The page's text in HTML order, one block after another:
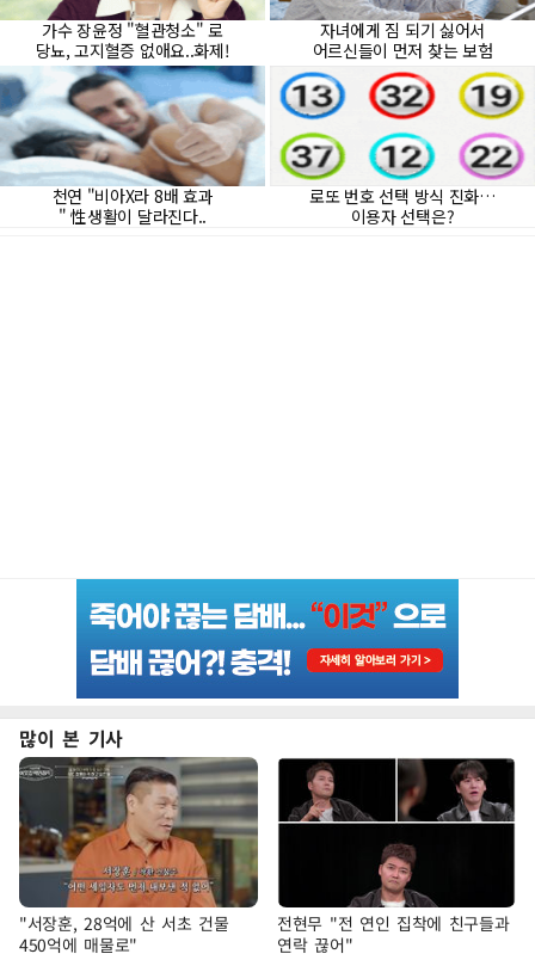
많이 본 기사
"서장훈, 28억에 산 서초 건물
450억에 매물로"
전현무 "전 연인 집착에 친구들과
연락 끊어"